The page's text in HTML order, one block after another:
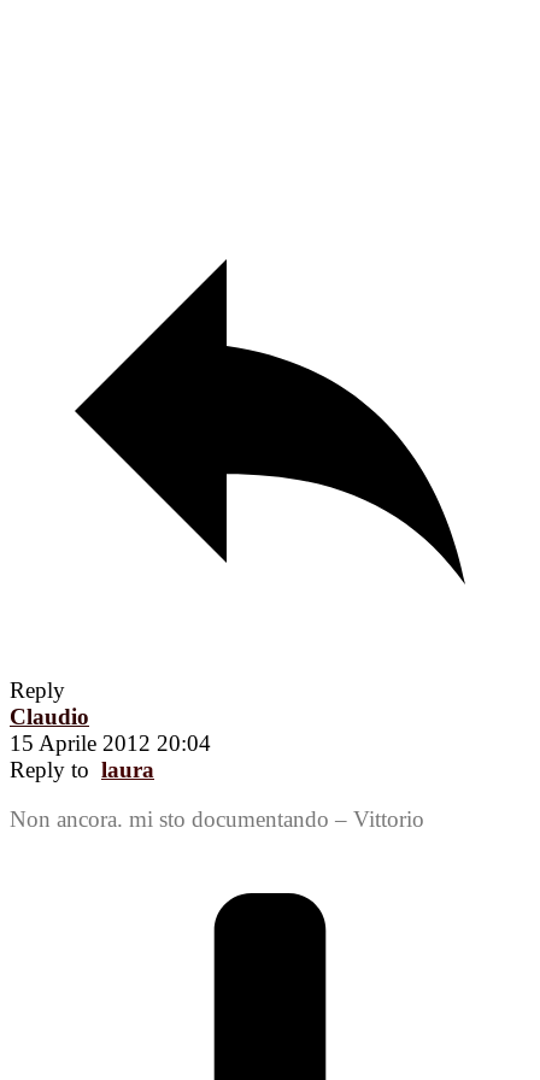
Reply
Claudio
15 Aprile 2012 20:04
Reply to laura
Non ancora. mi sto documentando – Vittorio